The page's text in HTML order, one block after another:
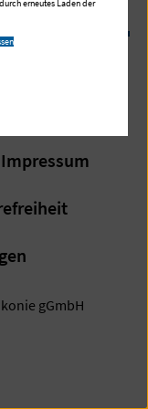
Leben
Impressum
gGmbH
erneutes Laden der